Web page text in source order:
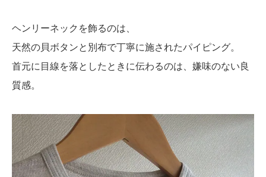
ヘンリーネックを飾るのは、
天然の貝ボタンと別布で丁寧に施されたパイピング。
首元に目線を落としたときに伝わるのは、嫌味のない良
質感。